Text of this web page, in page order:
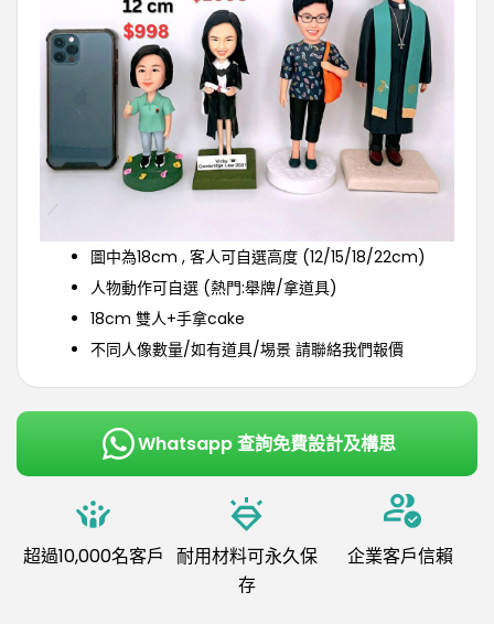
圖中為18cm , 客人可自選高度 (12/15/18/22cm)
人物動作可自選 (熱門:舉牌/拿道具)
18cm 雙人+手拿cake
不同人像數量/如有道具/埸景 請聯絡我們報價
Whatsapp 查詢免費設計及構思
超過10,000名客戶 耐用材料可永久保
存
企業客戶信賴